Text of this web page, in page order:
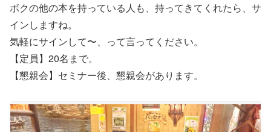
ボクの他の本を持っている人も、持ってきてくれたら、サ
インしますね。
気軽にサインして〜、って言ってください。
【定員】20名まで。
【懇親会】セミナー後、懇親会があります。